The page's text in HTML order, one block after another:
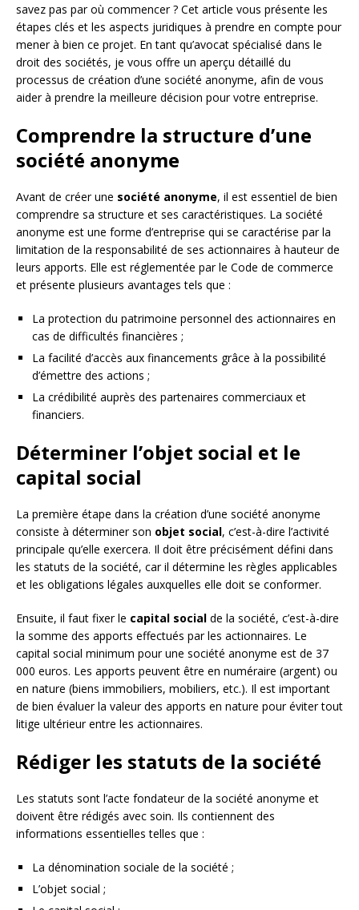
savez pas par où commencer ? Cet article vous présente les
étapes clés et les aspects juridiques à prendre en compte pour
mener à bien ce projet. En tant qu’avocat spécialisé dans le
droit des sociétés, je vous offre un aperçu détaillé du
processus de création d’une société anonyme, afin de vous
aider à prendre la meilleure décision pour votre entreprise.
Comprendre la structure d’une
société anonyme
Avant de créer une société anonyme, il est essentiel de bien
comprendre sa structure et ses caractéristiques. La société
anonyme est une forme d’entreprise qui se caractérise par la
limitation de la responsabilité de ses actionnaires à hauteur de
leurs apports. Elle est réglementée par le Code de commerce
et présente plusieurs avantages tels que :
La protection du patrimoine personnel des actionnaires en
cas de difficultés financières ;
La facilité d’accès aux financements grâce à la possibilité
d’émettre des actions ;
La crédibilité auprès des partenaires commerciaux et
financiers.
Déterminer l’objet social et le
capital social
La première étape dans la création d’une société anonyme
consiste à déterminer son objet social, c’est-à-dire l’activité
principale qu’elle exercera. Il doit être précisément défini dans
les statuts de la société, car il détermine les règles applicables
et les obligations légales auxquelles elle doit se conformer.
Ensuite, il faut fixer le capital social de la société, c’est-à-dire
la somme des apports effectués par les actionnaires. Le
capital social minimum pour une société anonyme est de 37
000 euros. Les apports peuvent être en numéraire (argent) ou
en nature (biens immobiliers, mobiliers, etc.). Il est important
de bien évaluer la valeur des apports en nature pour éviter tout
litige ultérieur entre les actionnaires.
Rédiger les statuts de la société
Les statuts sont l’acte fondateur de la société anonyme et
doivent être rédigés avec soin. Ils contiennent des
informations essentielles telles que :
La dénomination sociale de la société ;
L’objet social ;